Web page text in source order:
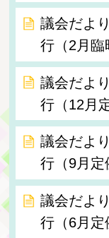
議会だよ
行（2月臨
議会だよ
行（12月
議会だよ
行（9月定
議会だよ
行（6月定